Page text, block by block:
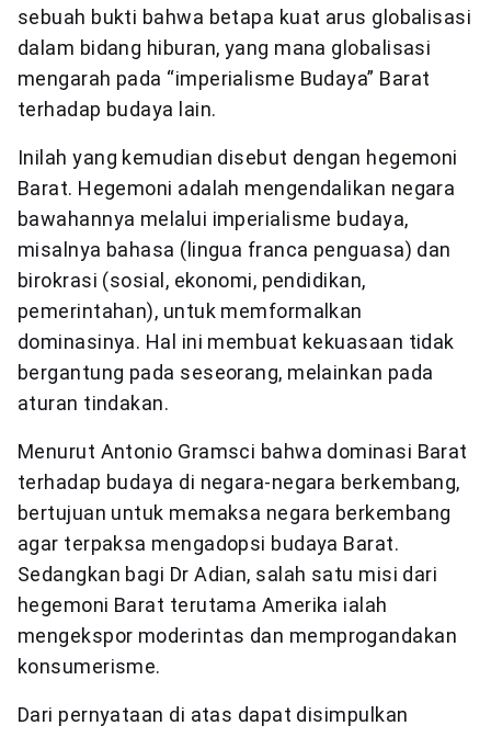
sebuah bukti bahwa betapa kuat arus globalisasi
dalam bidang hiburan, yang mana globalisasi
mengarah pada “imperialisme Budaya” Barat
terhadap budaya lain.
Inilah yang kemudian disebut dengan hegemoni
Barat. Hegemoni adalah mengendalikan negara
bawahannya melalui imperialisme budaya,
misalnya bahasa (lingua franca penguasa) dan
birokrasi (sosial, ekonomi, pendidikan,
pemerintahan), untuk memformalkan
dominasinya. Hal ini membuat kekuasaan tidak
bergantung pada seseorang, melainkan pada
aturan tindakan.
Menurut Antonio Gramsci bahwa dominasi Barat
terhadap budaya di negara-negara berkembang,
bertujuan untuk memaksa negara berkembang
agar terpaksa mengadopsi budaya Barat.
Sedangkan bagi Dr Adian, salah satu misi dari
hegemoni Barat terutama Amerika ialah
mengekspor moderintas dan memprogandakan
konsumerisme.
Dari pernyataan di atas dapat disimpulkan